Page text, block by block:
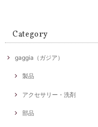
Category
gaggia（ガジア）
製品
アクセサリー・洗剤
部品